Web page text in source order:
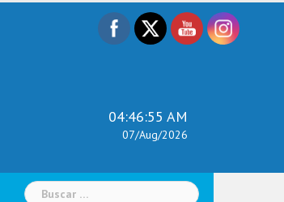
04:46:57 AM
07/Aug/2026
Buscar: